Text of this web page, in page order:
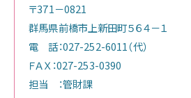
〒371－0821
群馬県前橋市上新田町５６４－１
電 話：027-252-6011（代）
ＦＡＸ：027-253-0390
担当 ：管財課